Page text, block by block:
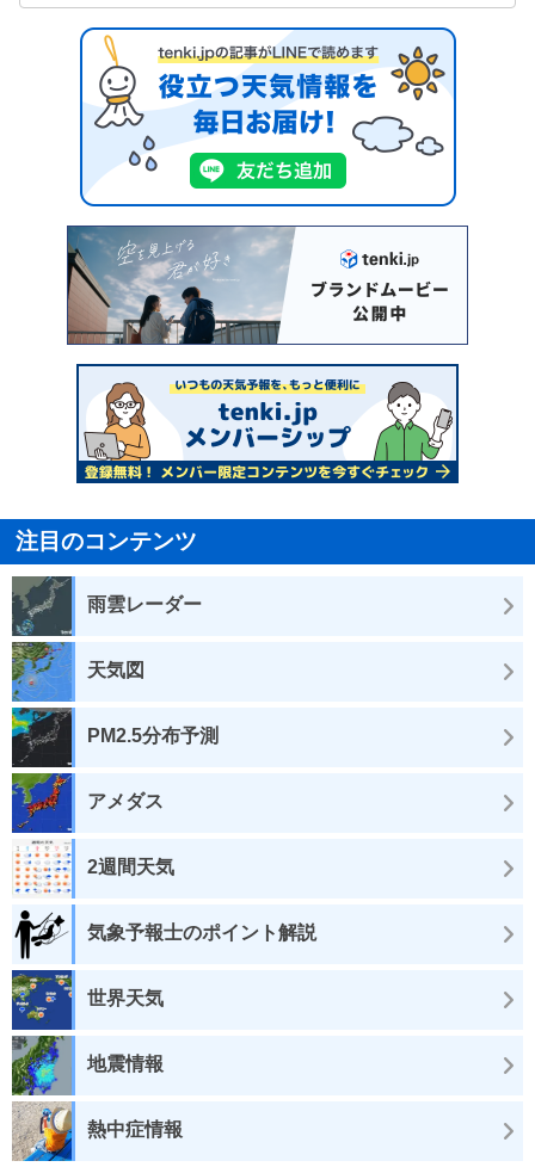
注目のコンテンツ
雨雲レーダー
天気図
PM2.5分布予測
アメダス
2週間天気
気象予報士のポイント解説
世界天気
地震情報
熱中症情報